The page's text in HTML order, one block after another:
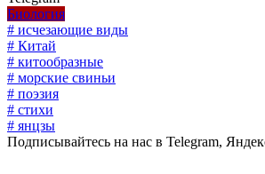
Биология
# исчезающие виды
# Китай
# китообразные
# морские свиньи
# поэзия
# стихи
# янцзы
Подписывайтесь на нас в Telegram,